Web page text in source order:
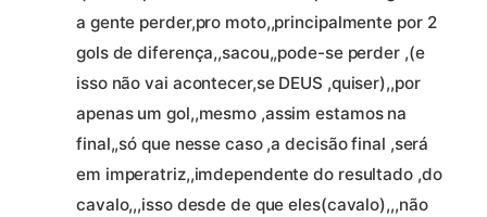
a gente perder,pro moto,,principalmente por 2
gols de diferença,,sacou,,pode-se perder ,(e
isso não vai acontecer,se DEUS ,quiser),,por
apenas um gol,,mesmo ,assim estamos na
final,,só que nesse caso ,a decisão final ,será
em imperatriz,,imdependente do resultado ,do
cavalo,,,isso desde de que eles(cavalo),,,não